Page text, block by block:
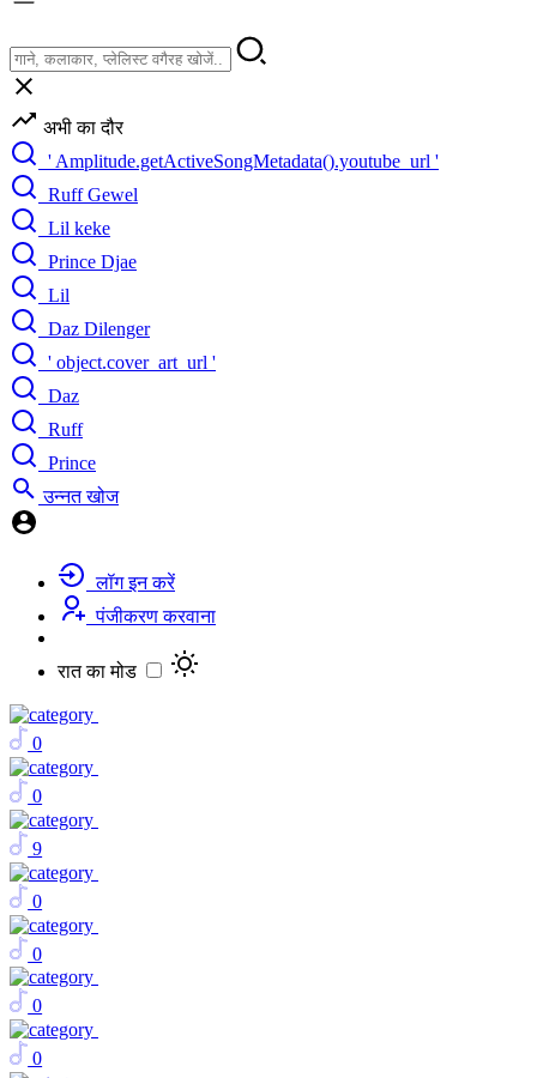
अभी का दौर
' Amplitude.getActiveSongMetadata().youtube_url '
Ruff Gewel
Lil keke
Prince Djae
Lil
Daz Dilenger
' object.cover_art_url '
Daz
Ruff
Prince
उन्नत खोज
लॉग इन करें
पंजीकरण करवाना
रात का मोड
0
0
9
0
0
0
0